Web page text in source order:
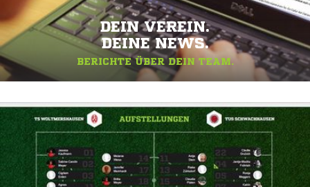
DEIN VEREIN.
DEINE NEWS.
BERICHTE ÜBER DEIN TEAM.